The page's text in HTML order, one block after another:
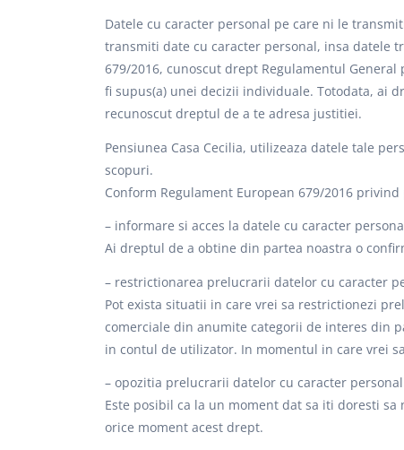
Datele cu caracter personal pe care ni le
transmiti date cu caracter personal, insa datele
679/2016, cunoscut drept Regulamentul
fi supus(a) unei decizii individuale. Totodata, ai
recunoscut dreptul de a te adresa justitiei.
Pensiunea Casa Cecilia, utilizeaza datele tale
scopuri.
Conform Regulament European 679/2016
– informare si acces la datele cu caracter
Ai dreptul de a obtine din partea noastra o
– restrictionarea prelucrarii datelor cu caracter
Pot exista situatii in care vrei sa restrictionezi
comerciale din anumite categorii de interes din
in contul de utilizator. In momentul in care vrei
– opozitia prelucrarii datelor cu caracter personal
Este posibil ca la un moment dat sa iti doresti
orice moment acest drept.